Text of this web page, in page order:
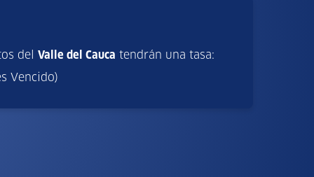
del Valle del Cauca tendrán una tasa:
Vencido)